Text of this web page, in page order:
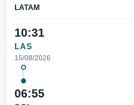
LATAM
10:31
LAS
15/08/2026
06:55